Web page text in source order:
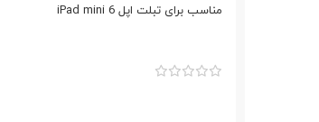
مناسب برای تبلت اپل iPad mini 6